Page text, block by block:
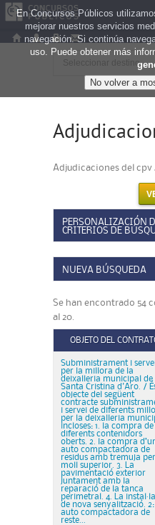
Adjudicaciones del cpv
PERSONALIZACIÓN
CRITERIOS DE
NUEVA BÚSQUEDA
Se han encontrado 54
al 20.
OBJETO DEL
Subministrament i
per la millora de la
deixalleria municipal de
Santa Cristina d'Aro. /
objecte del següent
contracte
i servei de diferents
per la deixalleria
incloses: 1. la compra de
diferents contenidors
oberts. 2. la compra
auto compactadora de
residus amb tremuja per
moll superior. 3. La
pavimentació exterior
juntament amb la
reparació de la tanca
perimetral. 4. La
de nova senyalització. 2:
auto compactadora de
reste...
En Concursos Públicos
mejorar nuestros servicios
navegación. Si continúa
uso. Puede obtener más